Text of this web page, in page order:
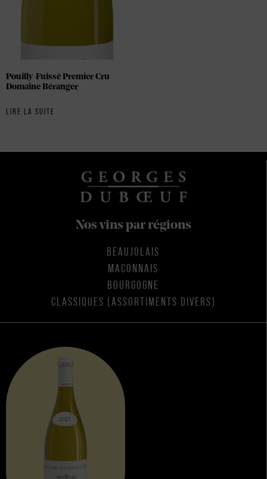
Pouilly-Fuissé Premier Cru
Domaine Béranger
LIRE LA SUITE
Nos vins par régions
BEAUJOLAIS
MACONNAIS
BOURGOGNE
CLASSIQUES (ASSORTIMENTS DIVERS)